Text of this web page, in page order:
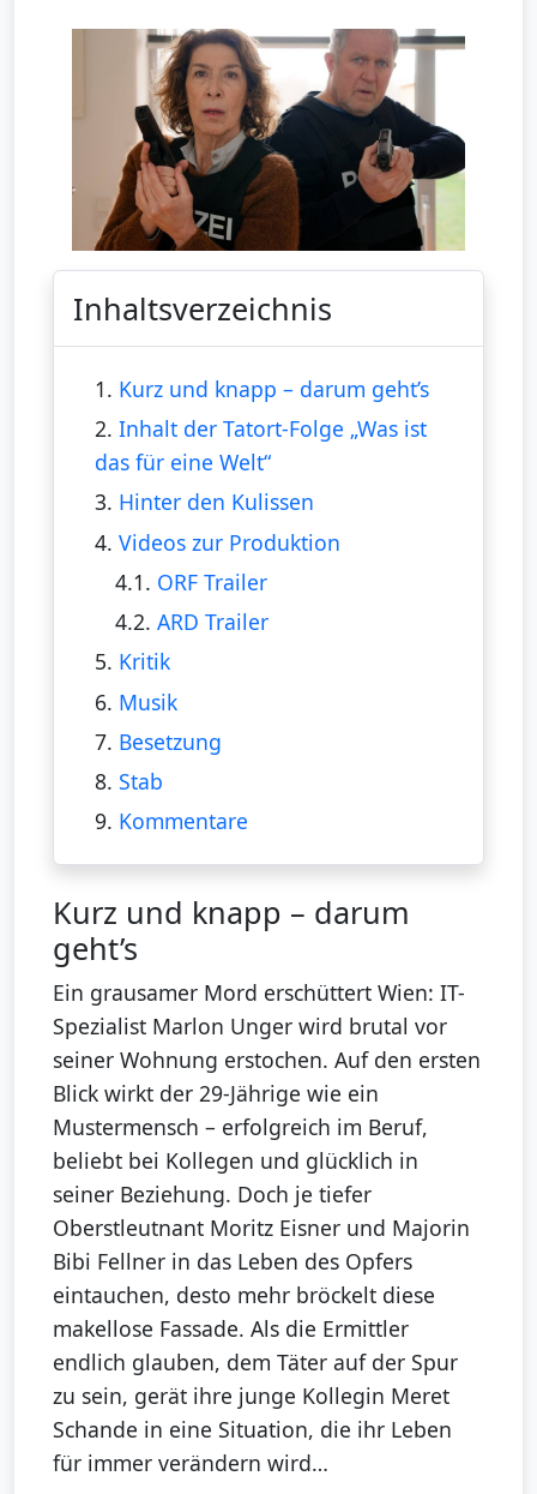
Inhaltsverzeichnis
1. Kurz und knapp – darum geht’s
2. Inhalt der Tatort-Folge „Was ist
das für eine Welt“
3. Hinter den Kulissen
4. Videos zur Produktion
4.1. ORF Trailer
4.2.ARD Trailer
5. Kritik
6. Musik
7. Besetzung
8. Stab
9. Kommentare
Kurz und knapp – darum
geht’s
Ein grausamer Mord erschüttert Wien: IT-
Spezialist Marlon Unger wird brutal vor
seiner Wohnung erstochen. Auf den ersten
Blick wirkt der 29-Jährige wie ein
Mustermensch – erfolgreich im Beruf,
beliebt bei Kollegen und glücklich in
seiner Beziehung. Doch je tiefer
Oberstleutnant Moritz Eisner und Majorin
Bibi Fellner in das Leben des Opfers
eintauchen, desto mehr bröckelt diese
makellose Fassade. Als die Ermittler
endlich glauben, dem Täter auf der Spur
zu sein, gerät ihre junge Kollegin Meret
Schande in eine Situation, die ihr Leben
für immer verändern wird…